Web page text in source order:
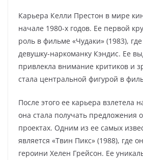
Карьера Келли Престон в мире
начале 1980-х годов. Ее первой
роль в фильме «Чудаки» (1983),
девушку-наркоманку Кэндис. Ее
привлекла внимание критиков и
стала центральной фигурой в
После этого ее карьера взлетела
она стала получать предложения
проектах. Одним из ее самых
является «Твин Пикс» (1988), где
героини Хелен Грейсон. Ее